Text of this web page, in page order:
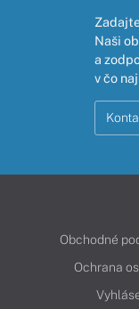
Naši
a
v čo
Obchodné
Ochrana